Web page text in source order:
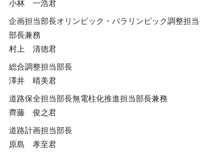
小林 一浩君
企画担当部長オリンピック・パラリンピック調整担当
部長兼務
村上 清徳君
総合調整担当部長
澤井 晴美君
道路保全担当部長無電柱化推進担当部長兼務
齊藤 俊之君
道路計画担当部長
原島 孝至君